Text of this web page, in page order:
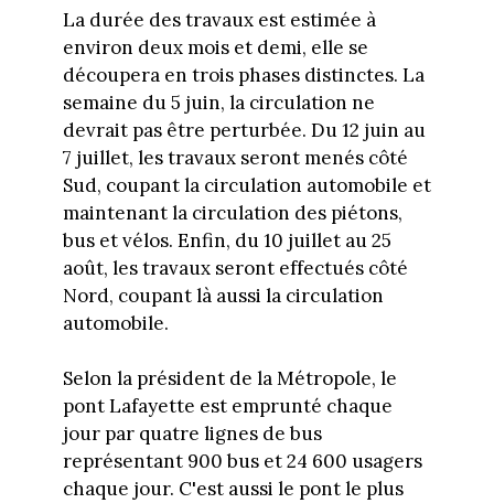
La durée des travaux est estimée à
environ deux mois et demi, elle se
découpera en trois phases distinctes. La
semaine du 5 juin, la circulation ne
devrait pas être perturbée. Du 12 juin au
7 juillet, les travaux seront menés côté
Sud, coupant la circulation automobile et
maintenant la circulation des piétons,
bus et vélos. Enfin, du 10 juillet au 25
août, les travaux seront effectués côté
Nord, coupant là aussi la circulation
automobile.
Selon la président de la Métropole, le
pont Lafayette est emprunté chaque
jour par quatre lignes de bus
représentant 900 bus et 24 600 usagers
chaque jour. C'est aussi le pont le plus